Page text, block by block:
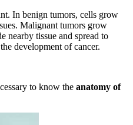
In benign tumors, cells grow
Malignant tumors grow
nearby tissue and spread to
development of cancer.
to know the anatomy of